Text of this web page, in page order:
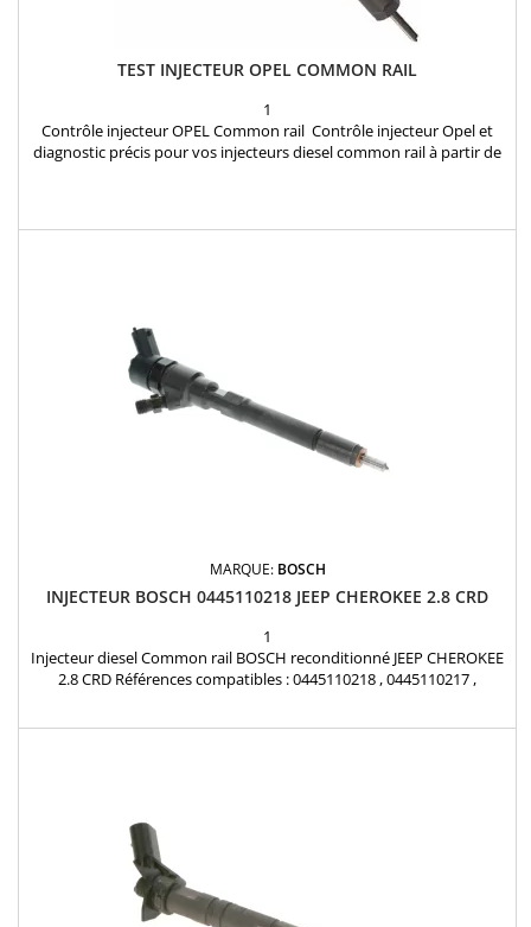
TEST INJECTEUR OPEL COMMON RAIL
1
Contrôle injecteur OPEL Common rail Contrôle injecteur Opel et
diagnostic précis pour vos injecteurs diesel common rail à partir de
évaluer avec précision les performances de...
MARQUE: BOSCH
INJECTEUR BOSCH 0445110218 JEEP CHEROKEE 2.8 CRD
1
Injecteur diesel Common rail BOSCH reconditionné JEEP CHEROKEE
2.8 CRD Références compatibles : 0445110218 , 0445110217 ,